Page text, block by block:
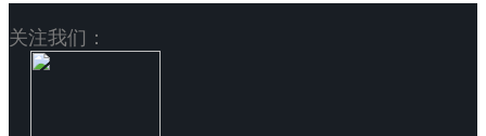
关注我们：